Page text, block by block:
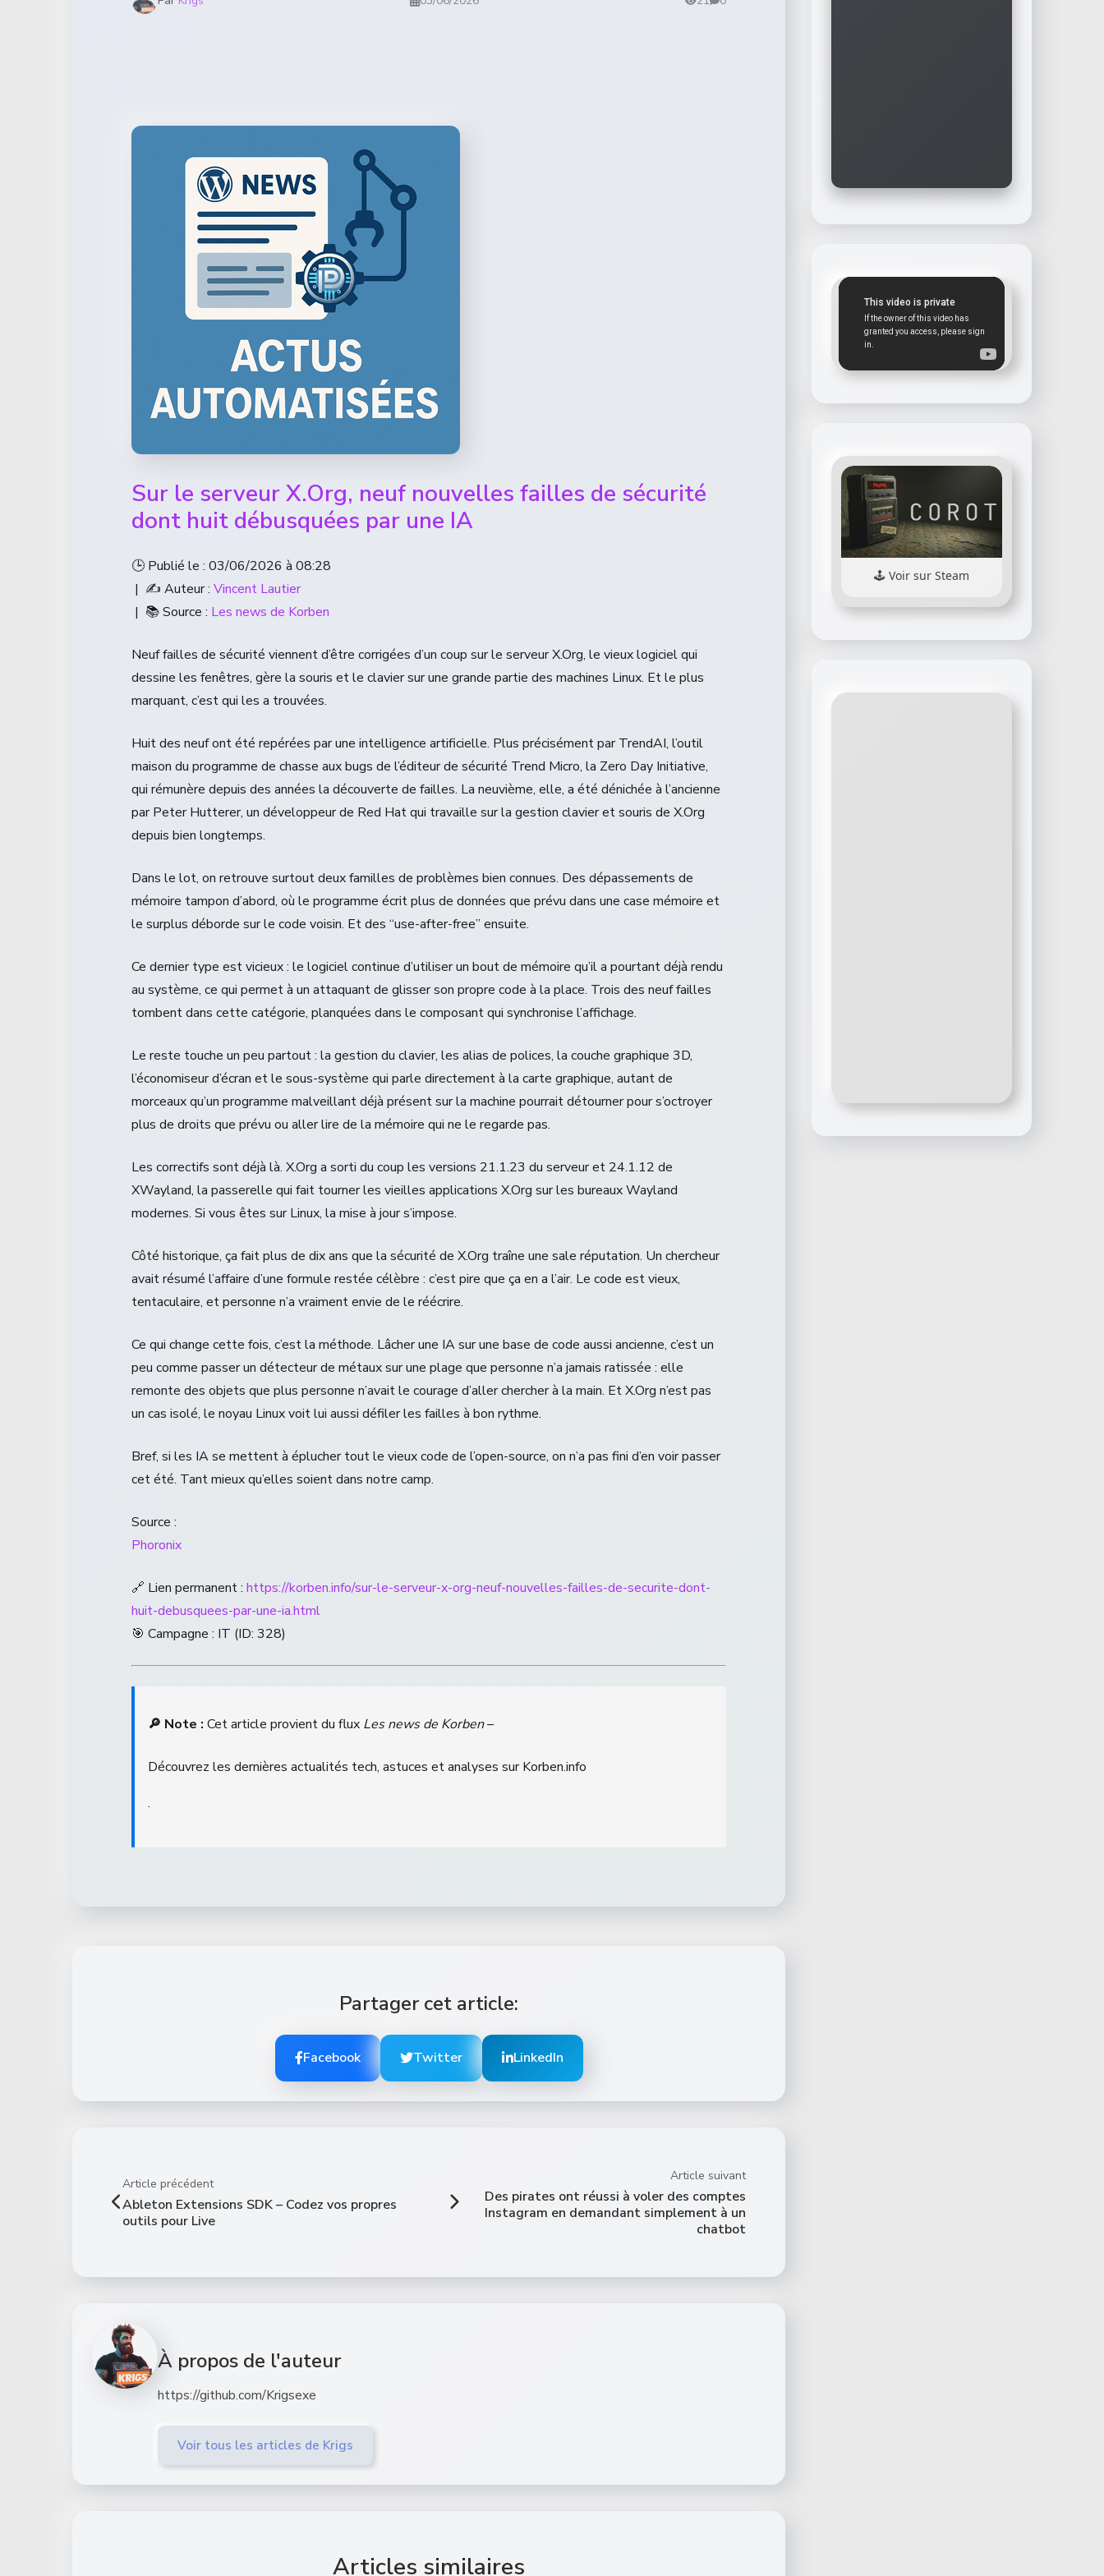
Sur le serveur X.Org, neuf nouvelles failles de sécurité
dont huit débusquées par une IA
🕒 Publié le : 03/06/2026 à 08:28
| ✍️ Auteur : Vincent Lautier
| 📚 Source : Les news de Korben
Neuf failles de sécurité viennent d’être corrigées d’un coup sur le serveur X.Org, le vieux logiciel qui
dessine les fenêtres, gère la souris et le clavier sur une grande partie des machines Linux. Et le plus
marquant, c’est qui les a trouvées.
Huit des neuf ont été repérées par une intelligence artificielle. Plus précisément par TrendAI, l’outil
maison du programme de chasse aux bugs de l’éditeur de sécurité Trend Micro, la Zero Day Initiative,
qui rémunère depuis des années la découverte de failles. La neuvième, elle, a été dénichée à l’ancienne
par Peter Hutterer, un développeur de Red Hat qui travaille sur la gestion clavier et souris de X.Org
depuis bien longtemps.
Dans le lot, on retrouve surtout deux familles de problèmes bien connues. Des dépassements de
mémoire tampon d’abord, où le programme écrit plus de données que prévu dans une case mémoire et
le surplus déborde sur le code voisin. Et des “use-after-free” ensuite.
Ce dernier type est vicieux : le logiciel continue d’utiliser un bout de mémoire qu’il a pourtant déjà rendu
au système, ce qui permet à un attaquant de glisser son propre code à la place. Trois des neuf failles
tombent dans cette catégorie, planquées dans le composant qui synchronise l’affichage.
Le reste touche un peu partout : la gestion du clavier, les alias de polices, la couche graphique 3D,
l’économiseur d’écran et le sous-système qui parle directement à la carte graphique, autant de
morceaux qu’un programme malveillant déjà présent sur la machine pourrait détourner pour s’octroyer
plus de droits que prévu ou aller lire de la mémoire qui ne le regarde pas.
Les correctifs sont déjà là. X.Org a sorti du coup les versions 21.1.23 du serveur et 24.1.12 de
XWayland, la passerelle qui fait tourner les vieilles applications X.Org sur les bureaux Wayland
modernes. Si vous êtes sur Linux, la mise à jour s’impose.
Côté historique, ça fait plus de dix ans que la sécurité de X.Org traîne une sale réputation. Un chercheur
avait résumé l’affaire d’une formule restée célèbre : c’est pire que ça en a l’air. Le code est vieux,
tentaculaire, et personne n’a vraiment envie de le réécrire.
Ce qui change cette fois, c’est la méthode. Lâcher une IA sur une base de code aussi ancienne, c’est un
peu comme passer un détecteur de métaux sur une plage que personne n’a jamais ratissée : elle
remonte des objets que plus personne n’avait le courage d’aller chercher à la main. Et X.Org n’est pas
un cas isolé, le noyau Linux voit lui aussi défiler les failles à bon rythme.
Bref, si les IA se mettent à éplucher tout le vieux code de l’open-source, on n’a pas fini d’en voir passer
cet été. Tant mieux qu’elles soient dans notre camp.
Source :
Phoronix
🔗 Lien permanent : https://korben.info/sur-le-serveur-x-org-neuf-nouvelles-failles-de-securite-dont-
huit-debusquees-par-une-ia.html
🎯 Campagne : IT (ID: 328)
🔎 Note : Cet article provient du flux Les news de Korben–
Découvrez les dernières actualités tech, astuces et analyses sur Korben.info
.
Partager cet article:
Facebook Twitter LinkedIn
Article précédent
Ableton Extensions SDK – Codez vos propres
outils pour Live
Article suivant
Des pirates ont réussi à voler des comptes
Instagram en demandant simplement à un
chatbot
À propos de l'auteur
https://github.com/Krigsexe
Voir tous les articles de Krigs
Articles similaires
Voir sur Steam